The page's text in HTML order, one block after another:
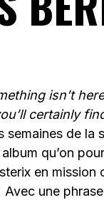
isn’t
certainly
semaines de la
qu’on
en
Avec une